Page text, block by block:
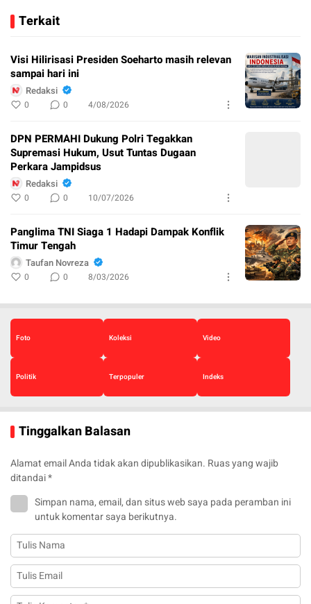
Terkait
Visi Hilirisasi Presiden Soeharto masih relevan
sampai hari ini
Redaksi
0 0 4/08/2026
DPN PERMAHI Dukung Polri Tegakkan
Supremasi Hukum, Usut Tuntas Dugaan
Perkara Jampidsus
Redaksi
0 0 10/07/2026
Panglima TNI Siaga 1 Hadapi Dampak Konflik
Timur Tengah
Taufan Novreza
0 0 8/03/2026
Foto Koleksi Video
Politik Terpopuler Indeks
Tinggalkan Balasan
Alamat email Anda tidak akan dipublikasikan. Ruas yang wajib
ditandai*
Simpan nama, email, dan situs web saya pada peramban ini
untuk komentar saya berikutnya.